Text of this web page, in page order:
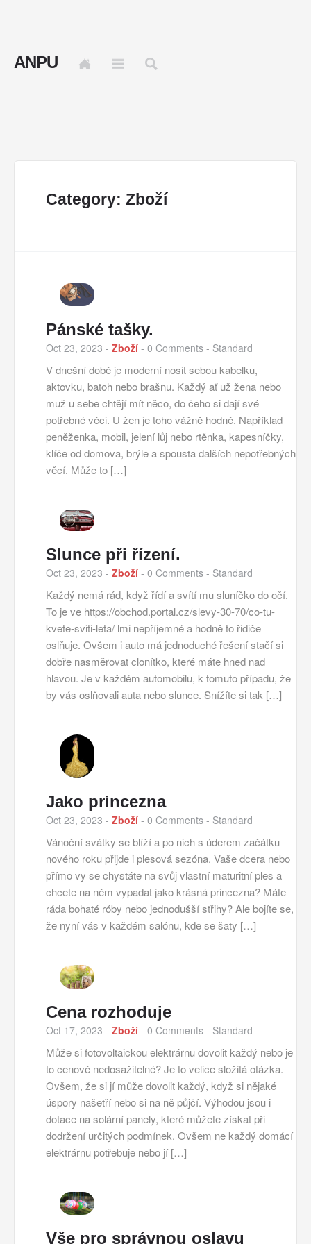
ANPU
Category: Zboží
Pánské tašky.
Oct 23, 2023 - Zboží - 0 Comments - Standard
V dnešní době je moderní nosit sebou kabelku,
aktovku, batoh nebo brašnu. Každý ať už žena nebo
muž u sebe chtějí mít něco, do čeho si dají své
potřebné věci. U žen je toho vážně hodně. Například
peněženka, mobil, jelení lůj nebo rtěnka, kapesníčky,
klíče od domova, brýle a spousta dalších nepotřebných
věcí. Může to […]
Slunce při řízení.
Oct 23, 2023 - Zboží - 0 Comments - Standard
Každý nemá rád, když řídí a svítí mu sluníčko do očí.
To je ve https://obchod.portal.cz/slevy-30-70/co-tu-
kvete-sviti-leta/ lmi nepříjemné a hodně to řidiče
oslňuje. Ovšem i auto má jednoduché řešení stačí si
dobře nasměrovat clonítko, které máte hned nad
hlavou. Je v každém automobilu, k tomuto případu, že
by vás oslňovali auta nebo slunce. Snížíte si tak […]
Jako princezna
Oct 23, 2023 - Zboží - 0 Comments - Standard
Vánoční svátky se blíží a po nich s úderem začátku
nového roku přijde i plesová sezóna. Vaše dcera nebo
přímo vy se chystáte na svůj vlastní maturitní ples a
chcete na něm vypadat jako krásná princezna? Máte
ráda bohaté róby nebo jednodušší střihy? Ale bojíte se,
že nyní vás v každém salónu, kde se šaty […]
Cena rozhoduje
Oct 17, 2023 - Zboží - 0 Comments - Standard
Může si fotovoltaickou elektrárnu dovolit každý nebo je
to cenově nedosažitelné? Je to velice složitá otázka.
Ovšem, že si jí může dovolit každý, když si nějaké
úspory našetří nebo si na ně půjčí. Výhodou jsou i
dotace na solární panely, které můžete získat při
dodržení určitých podmínek. Ovšem ne každý domácí
elektrárnu potřebuje nebo jí […]
Vše pro správnou oslavu